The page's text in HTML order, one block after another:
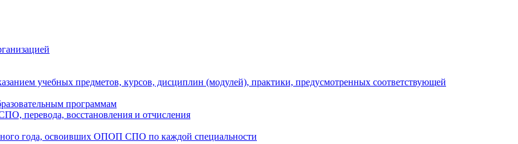
учебных предметов, курсов, дисциплин (модулей), практики, предусмотренных соответствующей
программам
перевода, восстановления и отчисления
года, освоивших ОПОП СПО по каждой специальности